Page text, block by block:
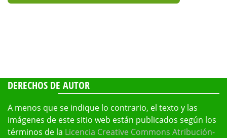
DERECHOS DE AUTOR
A menos que se indique lo contrario, el texto y las
imágenes de este sitio web están publicados según los
términos de la Licencia Creative Commons Atribución-